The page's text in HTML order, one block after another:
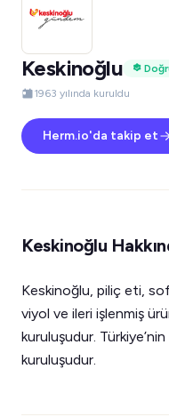
Keskinoğlu
1963 yılında kuruldu
Herm.io'da takip et
Keskinoğlu
Keskinoğlu, piliç eti,
viyol ve ileri işlenmiş
kuruluşudur.
kuruluşudur.